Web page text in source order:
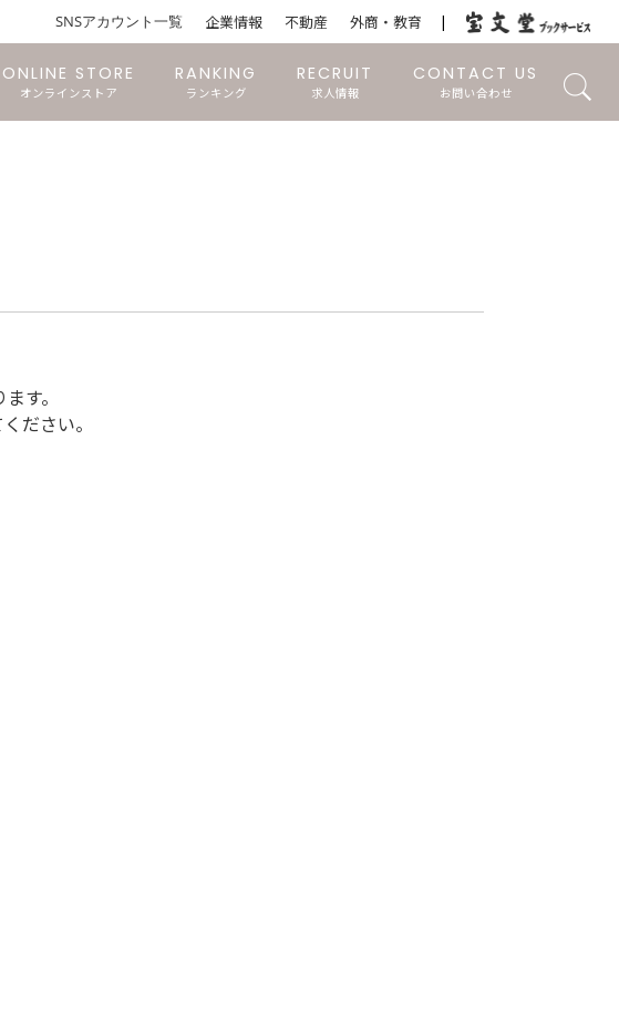
SNSアカウント一覧 企業情報 不動産 外商・教育
ONLINE STORE
オンラインストア
RANKING
ランキング
RECRUIT
求人情報
CONTACT US
お問い合わせ
す。
ださい。